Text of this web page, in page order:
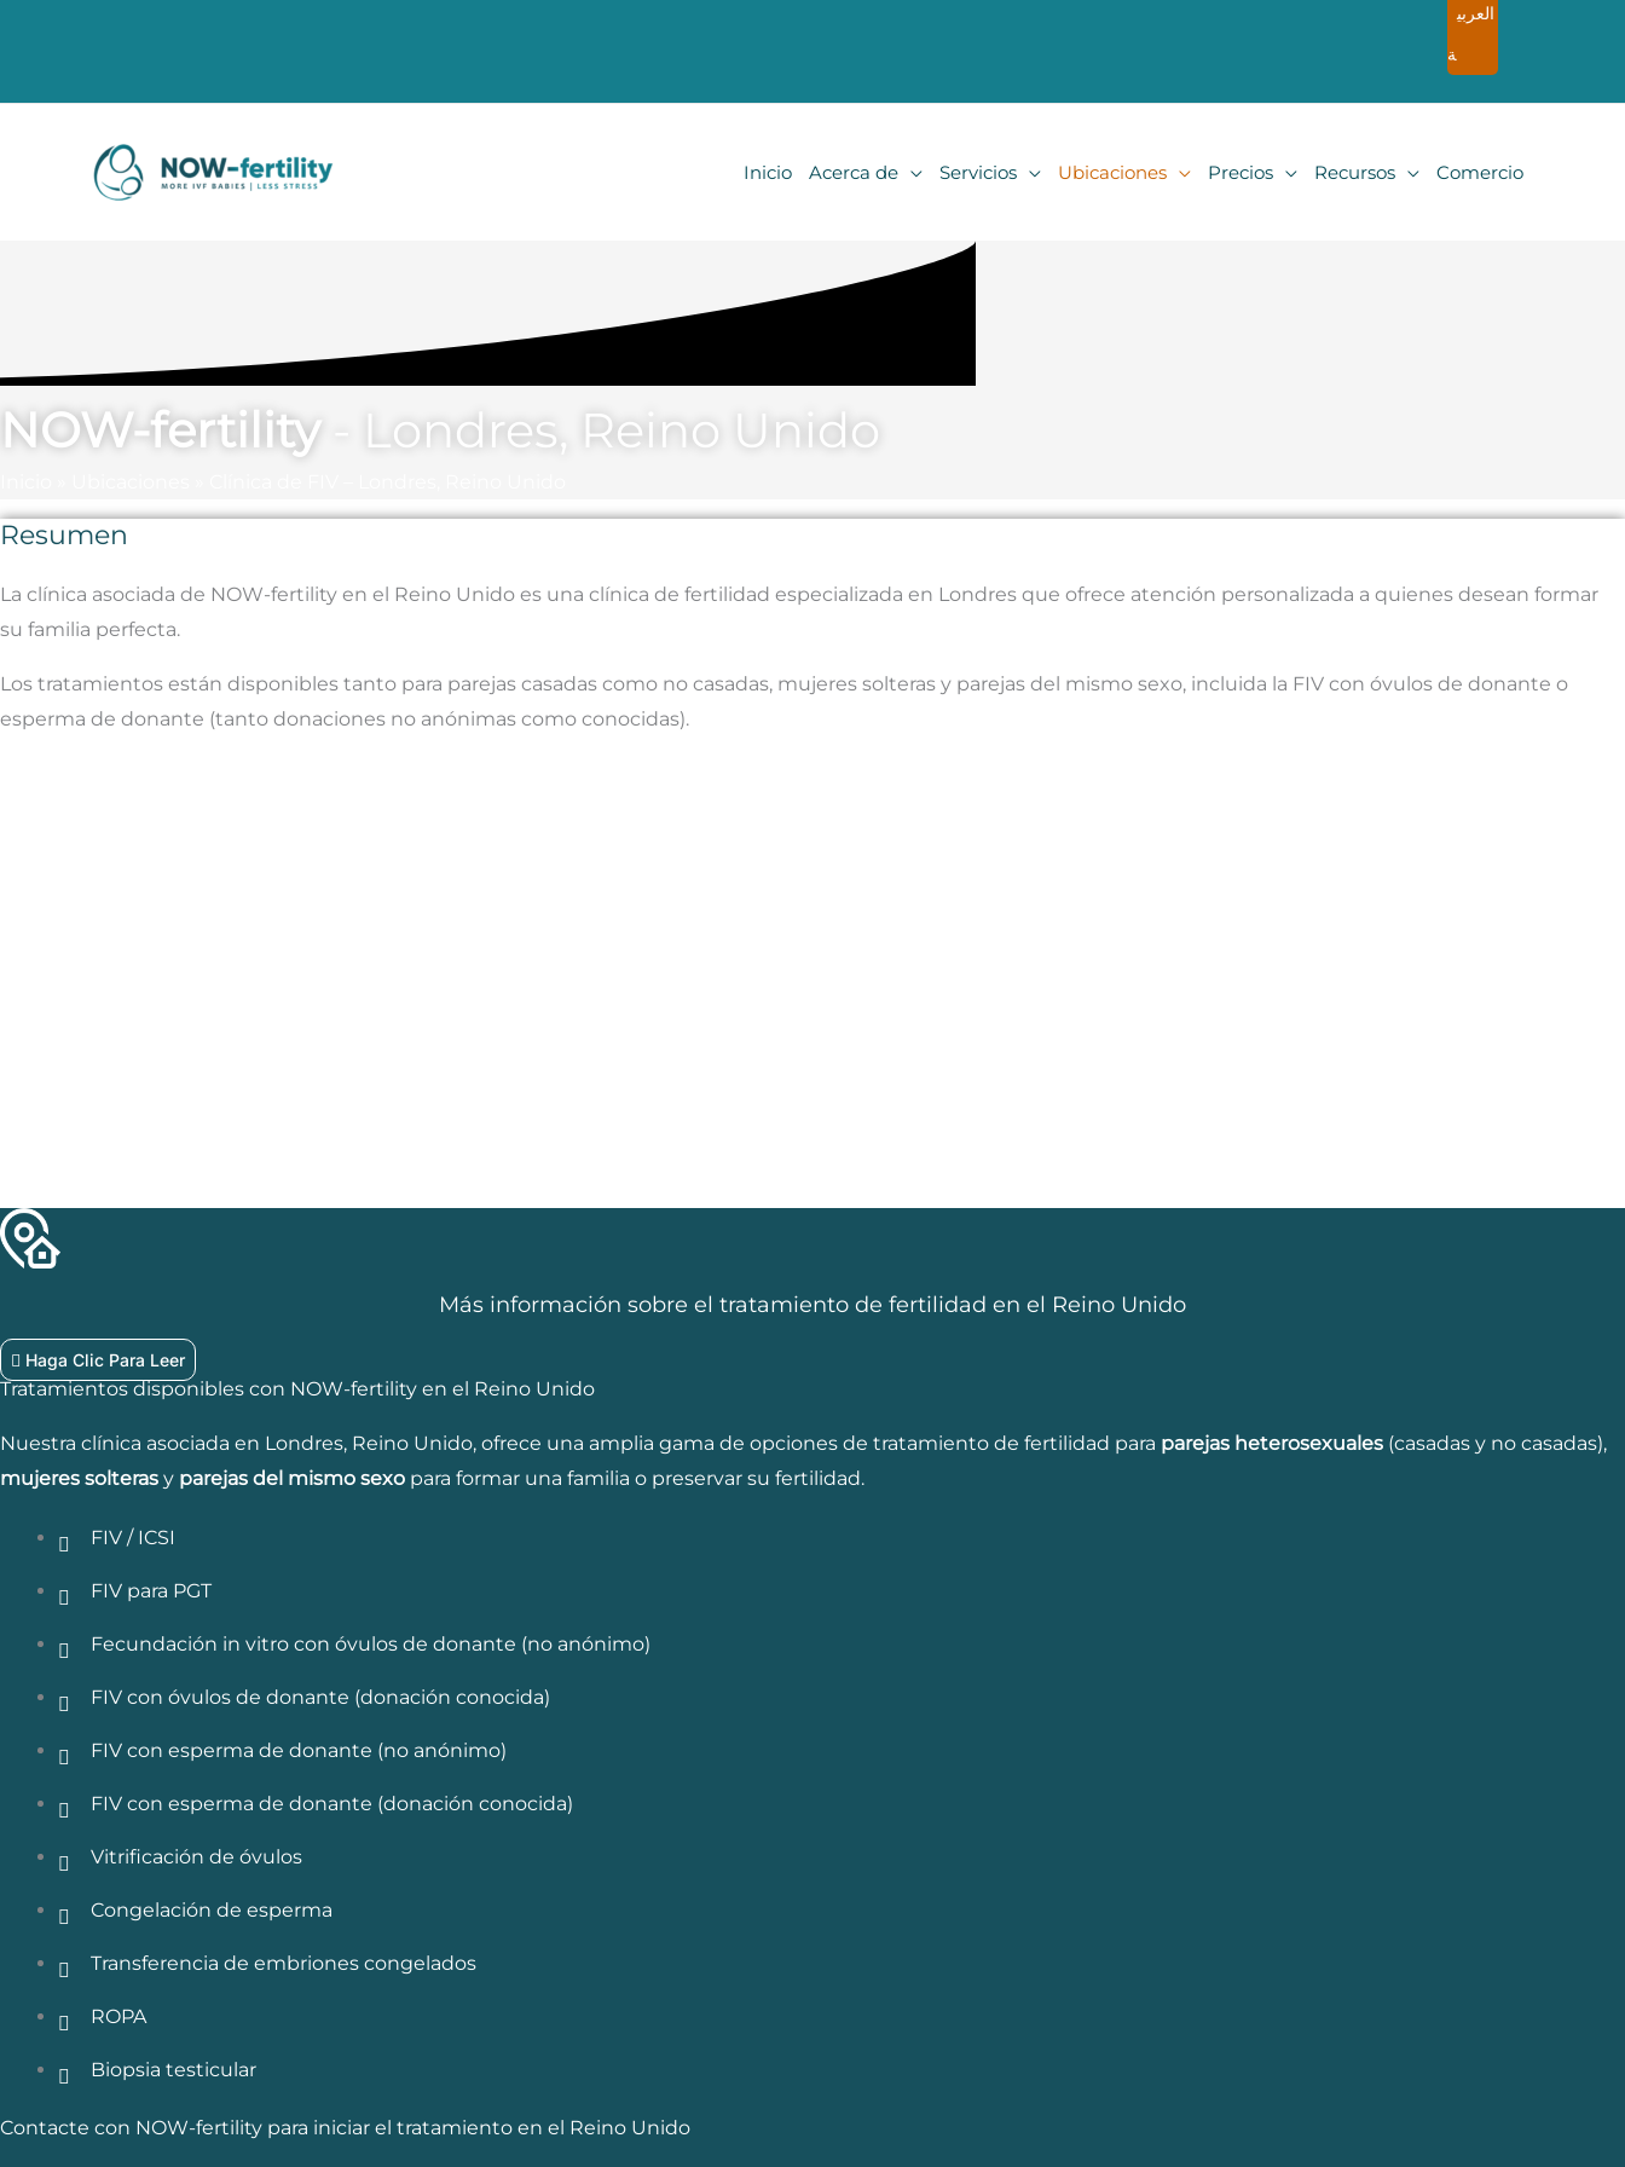
العربي
ة
Inicio Acerca de Servicios Ubicaciones Precios Recursos Comercio
NOW-fertility- Londres, Reino Unido
Resumen
La clínica asociada de NOW-fertility en el Reino Unido es una clínica de fertilidad especializada en Londres que ofrece atención personalizada a quienes desean formar
su familia perfecta.
Los tratamientos están disponibles tanto para parejas casadas como no casadas, mujeres solteras y parejas del mismo sexo, incluida la FIV con óvulos de donante o
esperma de donante (tanto donaciones no anónimas como conocidas).
Más información sobre el tratamiento de fertilidad en el Reino Unido
Haga Clic Para Leer
Tratamientos disponibles con NOW-fertility en el Reino Unido
Nuestra clínica asociada en Londres, Reino Unido, ofrece una amplia gama de opciones de tratamiento de fertilidad para parejas heterosexuales (casadas y no casadas),
mujeres solteras y parejas del mismo sexo para formar una familia o preservar su fertilidad.
FIV / ICSI
FIV para PGT
Fecundación in vitro con óvulos de donante (no anónimo)
FIV con óvulos de donante (donación conocida)
FIV con esperma de donante (no anónimo)
FIV con esperma de donante (donación conocida)
Vitrificación de óvulos
Congelación de esperma
Transferencia de embriones congelados
ROPA
Biopsia testicular
Contacte con NOW-fertility para iniciar el tratamiento en el Reino Unido